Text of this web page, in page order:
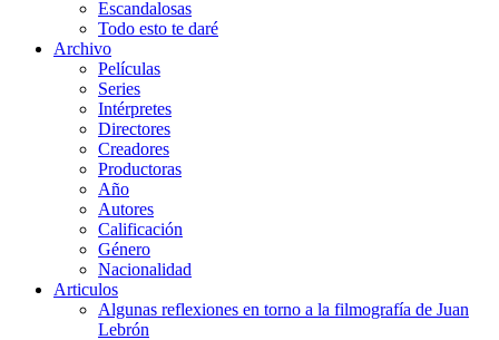
Escandalosas
Todo esto te daré
Archivo
Películas
Series
Intérpretes
Directores
Creadores
Productoras
Año
Autores
Calificación
Género
Nacionalidad
Articulos
Algunas reflexiones en torno a la filmografía de Juan
Lebrón